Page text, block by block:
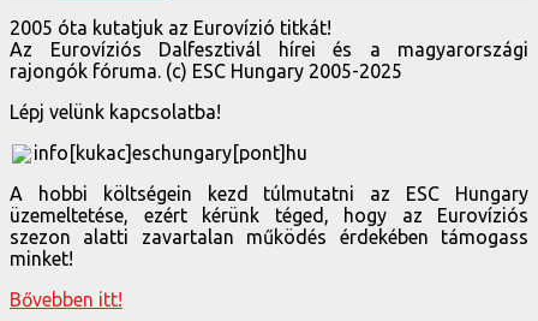
2005 óta kutatjuk az Eurovízió titkát!
Az Eurovíziós Dalfesztivál hírei és a magyarországi
rajongók fóruma. (c) ESC Hungary 2005-2025
Lépj velünk kapcsolatba!
info[kukac]eschungary[pont]hu
A hobbi költségein kezd túlmutatni az ESC Hungary
üzemeltetése, ezért kérünk téged, hogy az Eurovíziós
szezon alatti zavartalan működés érdekében támogass
minket!
Bővebben itt!